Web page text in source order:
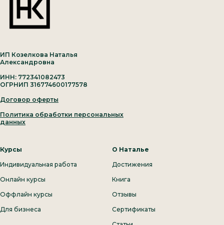
ИП Козелкова Наталья
Александровна
ИНН: 772341082473
ОГРНИП 316774600177578
Договор оферты
Политика обработки персональных
данных
Курсы
Индивидуальная работа
Онлайн курсы
Оффлайн курсы
Для бизнеса
О Наталье
Достижения
Книга
Отзывы
Сертификаты